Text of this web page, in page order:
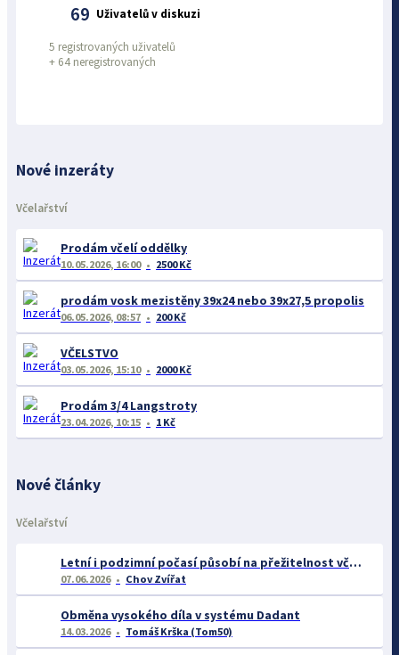
69 Uživatelů v diskuzi
5 registrovaných uživatelů
+ 64 neregistrovaných
Nové inzeráty
Včelařství
Prodám včelí oddělky
10.05.2026, 16:00 2500 Kč
prodám vosk mezistěny 39x24 nebo 39x27,5 propolis
06.05.2026, 08:57 200 Kč
VČELSTVO
03.05.2026, 15:10 2000 Kč
Prodám 3/4 Langstroty
23.04.2026, 10:15 1 Kč
Nové články
Včelařství
Letní i podzimní počasí působí na přežitelnost včelstev
07.06.2026 Chov Zvířat
Obměna vysokého díla v systému Dadant
14.03.2026 Tomáš Krška (Tom50)